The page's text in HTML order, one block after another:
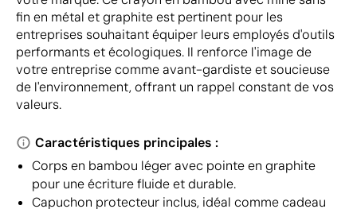
fin en métal et graphite est pertinent pour les
entreprises souhaitant équiper leurs employés d'outils
performants et écologiques. Il renforce l'image de
votre entreprise comme avant-gardiste et soucieuse
de l'environnement, offrant un rappel constant de vos
valeurs.
Caractéristiques principales :
Corps en bambou léger avec pointe en graphite
pour une écriture fluide et durable.
Capuchon protecteur inclus, idéal comme cadeau